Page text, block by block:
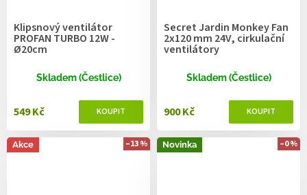
Klipsnový ventilátor
PROFAN TURBO 12W -
Ø20cm
Skladem (Čestlice)
549 Kč
Secret Jardin Monkey Fan
2x120 mm 24V, cirkulační
ventilátory
Skladem (Čestlice)
900 Kč
Akce –13 % Novinka –0 %